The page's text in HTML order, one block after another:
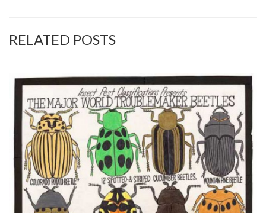
RELATED POSTS